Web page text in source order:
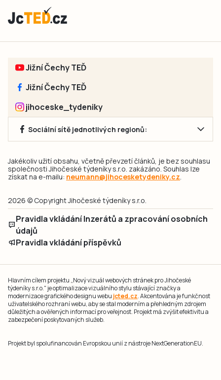
Jižní Čechy TEĎ
Jižní Čechy TEĎ
jihoceske_tydeniky
Sociální sítě jednotlivých regionů:
Jakékoliv užití obsahu, včetně převzetí článků, je bez souhlasu
společnosti Jihočeské týdeníky s.r.o. zakázáno. Souhlas lze
získat na e-mailu: neumann@jihocesketydeniky.cz.
2026 © Copyright Jihočeské týdeníky s.r.o.
Pravidla vkládání Inzerátů a zpracování osobních
údajů
Pravidla vkládání příspěvků
Hlavním cílem projektu „Nový vizuál webových stránek pro Jihočeské
týdeníky s.r.o." je optimalizace vizuálního stylu stávající značky a
modernizace grafického designu webu jcted.cz. Akcentována je funkčnost
uživatelského rozhraní webu, aby se stal moderním a přehledným zdrojem
důležitých a ověřených informací pro veřejnost. Projekt má zvýšit efektivitu a
zabezpečení poskytovaných služeb.
Projekt byl spolufinancován Evropskou unií z nástroje NextGenerationEU.